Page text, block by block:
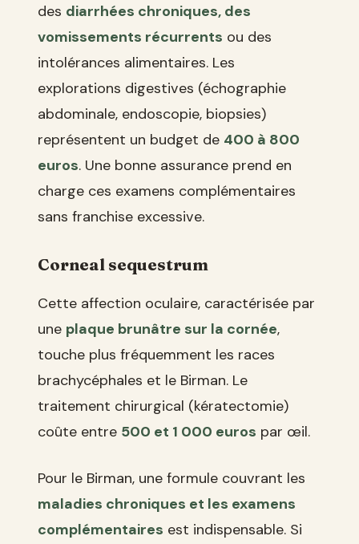
des diarrhées chroniques, des
vomissements récurrents ou des
intolérances alimentaires. Les
explorations digestives (échographie
abdominale, endoscopie, biopsies)
représentent un budget de 400 à 800
euros. Une bonne assurance prend en
charge ces examens complémentaires
sans franchise excessive.
Corneal sequestrum
Cette affection oculaire, caractérisée par
une plaque brunâtre sur la cornée,
touche plus fréquemment les races
brachycéphales et le Birman. Le
traitement chirurgical (kératectomie)
coûte entre 500 et 1 000 euros par œil.
Pour le Birman, une formule couvrant les
maladies chroniques et les examens
complémentaires est indispensable. Si